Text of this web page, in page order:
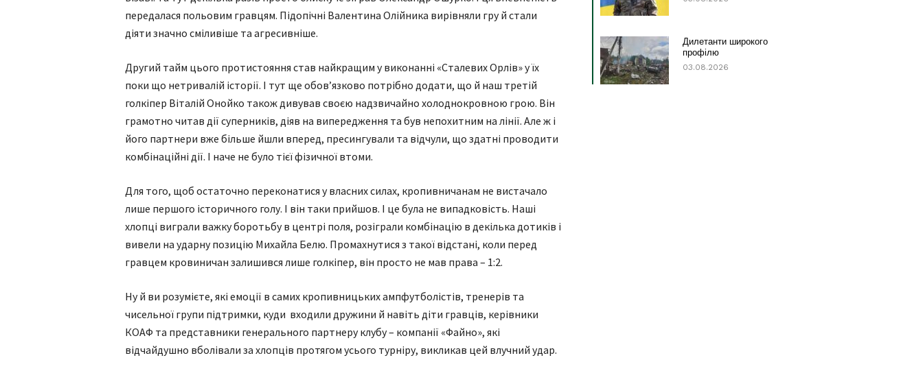
передалася польовим гравцям. Підопічні Валентина Олійника вирівняли гру й стали
діяти значно сміливіше та агресивніше.
Другий тайм цього протистояння став найкращим у виконанні «Сталевих Орлів» у їх
поки що нетривалій історії. І тут ще обов’язково потрібно додати, що й наш третій
голкіпер Віталій Онойко також дивував своєю надзвичайно холоднокровною грою. Він
грамотно читав дії суперників, діяв на випередження та був непохитним на лінії. Але ж і
його партнери вже більше йшли вперед, пресингували та відчули, що здатні проводити
комбінаційні дії. І наче не було тієї фізичної втоми.
Для того, щоб остаточно переконатися у власних силах, кропивничанам не вистачало
лише першого історичного голу. І він таки прийшов. І це була не випадковість. Наші
хлопці виграли важку боротьбу в центрі поля, розіграли комбінацію в декілька дотиків і
вивели на ударну позицію Михайла Белю. Промахнутися з такої відстані, коли перед
гравцем кровиничан залишився лише голкіпер, він просто не мав права – 1:2.
Ну й ви розумієте, які емоції в самих кропивницьких ампфутболістів, тренерів та
чисельної групи підтримки, куди входили дружини й навіть діти гравців, керівники
КОАФ та представники генерального партнеру клубу – компанії «Файно», які
відчайдушно вболівали за хлопців протягом усього турніру, викликав цей влучний удар.
Дилетанти широкого
профілю
03.08.2026